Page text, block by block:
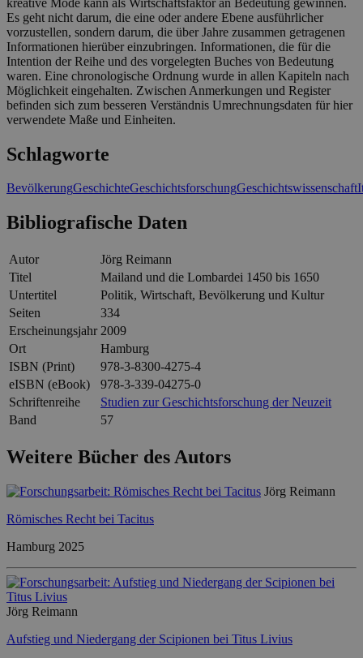
Es geht nicht darum, die eine oder andere Ebene ausführlicher
vorzustellen, sondern darum, die über Jahre zusammen getragenen
Informationen hierüber einzubringen. Informationen, die für die
Intention der Reihe und des vorgelegten Buches von Bedeutung
waren. Eine chronologische Ordnung wurde in allen Kapiteln nach
Möglichkeit eingehalten. Zwischen Anmerkungen und Register
befinden sich zum besseren Verständnis Umrechnungsdaten für hier
verwendete Maße und Einheiten.
Schlagworte
BevölkerungGeschichteGeschichtsforschungGeschichtswissenschaft
Bibliografische Daten
Autor
Jörg Reimann
Titel
Mailand und die Lombardei 1450 bis 1650
Untertitel
Politik, Wirtschaft, Bevölkerung und Kultur
Seiten
334
Erscheinungsjahr 2009
Ort
Hamburg
ISBN (Print)
978-3-8300-4275-4
eISBN (eBook)
978-3-339-04275-0
Schriftenreihe
Studien zur Geschichtsforschung der Neuzeit
Band
57
Weitere Bücher des Autors
Jörg Reimann
Römisches Recht bei Tacitus
Hamburg 2025
Jörg Reimann
Aufstieg und Niedergang der Scipionen bei Titus Livius